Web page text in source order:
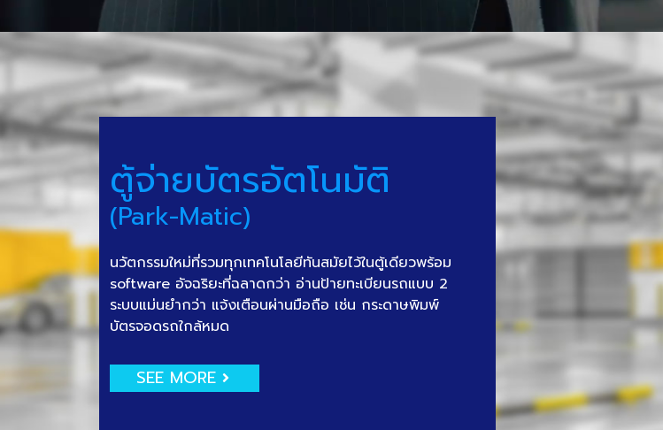
ตู้จ่ายบัตรอัตโนมัติ
(Park-Matic)
นวัตกรรมใหม่ที่รวมทุกเทคโนโลยีทันสมัยไว้ในตู้เดียวพร้อม
software อัจฉริยะที่ฉลาดกว่า อ่านป้ายทะเบียนรถแบบ 2
ระบบแม่นยำกว่า แจ้งเตือนผ่านมือถือ เช่น กระดาษพิมพ์
บัตรจอดรถใกล้หมด
SEE MORE